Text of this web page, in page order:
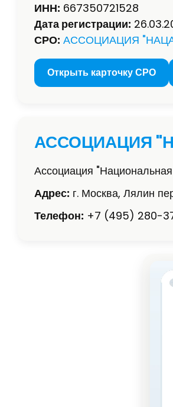
ИНН: 667350721528
Дата регистрации:
СРО: АССОЦИАЦИЯ
Открыть карточку СРО
АССОЦИАЦИЯ
Ассоциация
Адрес: г. Москва, Лялин
Телефон: +7 (495) 280-